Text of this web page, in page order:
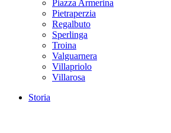
Piazza Armerina
Pietraperzia
Regalbuto
Sperlinga
Troina
Valguarnera
Villapriolo
Villarosa
Storia